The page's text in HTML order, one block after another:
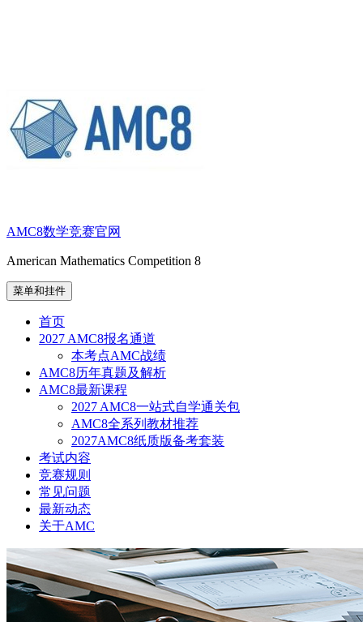
AMC8数学竞赛官网
American Mathematics Competition 8
菜单和挂件
首页
2027 AMC8报名通道
本考点AMC战绩
AMC8历年真题及解析
AMC8最新课程
2027 AMC8一站式自学通关包
AMC8全系列教材推荐
2027AMC8纸质版备考套装
考试内容
竞赛规则
常见问题
最新动态
关于AMC